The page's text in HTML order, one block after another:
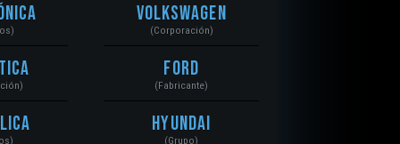
Volkswagen
(Corporación)
Ford
(Fabricante)
Hyundai
(Grupo)